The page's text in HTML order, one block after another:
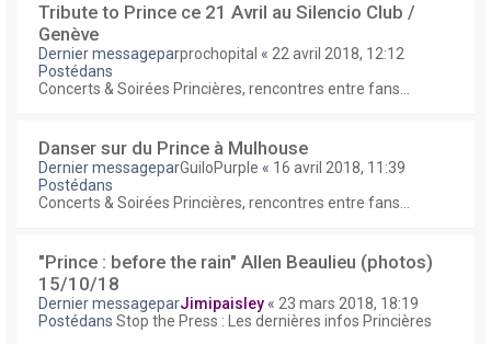
Tribute to Prince ce 21 Avril au Silencio Club /
Genève
Dernier messageparprochopital « 22 avril 2018, 12:12
Postédans
Concerts & Soirées Princières, rencontres entre fans...
Danser sur du Prince à Mulhouse
Dernier messageparGuiloPurple « 16 avril 2018, 11:39
Postédans
Concerts & Soirées Princières, rencontres entre fans...
"Prince : before the rain" Allen Beaulieu (photos)
15/10/18
Dernier messageparJimipaisley « 23 mars 2018, 18:19
Postédans Stop the Press : Les dernières infos Princières